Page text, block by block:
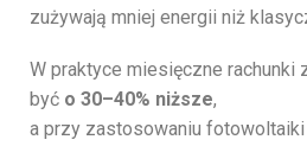
zużywają mniej energii niż
W praktyce miesięczne rachunki
być o 30–40% niższe,
a przy zastosowaniu fotowoltaiki